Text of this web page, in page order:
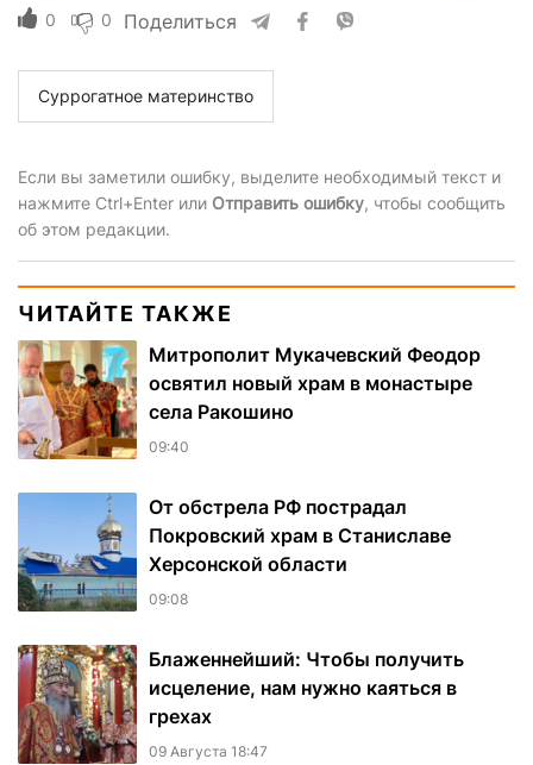
0 0 Поделиться
Суррогатное материнство
Если вы заметили ошибку, выделите необходимый текст и
нажмите Ctrl+Enter или Отправить ошибку, чтобы сообщить
об этом редакции.
ЧИТАЙТЕ ТАКЖЕ
Митрополит Мукачевский Феодор
освятил новый храм в монастыре
села Ракошино
09:40
От обстрела РФ пострадал
Покровский храм в Станиславе
Херсонской области
09:08
Блаженнейший: Чтобы получить
исцеление, нам нужно каяться в
грехах
09 Августа 18:47